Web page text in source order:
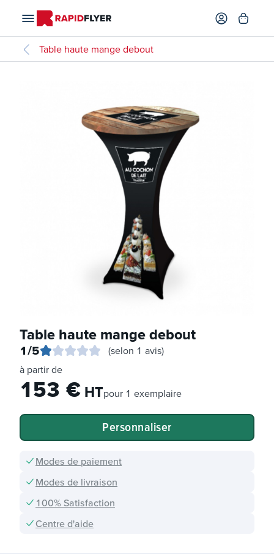
Table haute mange debout
Table haute mange debout
1/5
(selon 1 avis)
à partir de
153 € HTpour 1 exemplaire
Personnaliser
Modes de paiement
Modes de livraison
100% Satisfaction
Centre d'aide